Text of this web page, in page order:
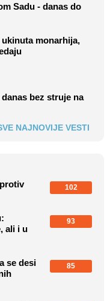
Sadu - danas do
monarhija,
bez struje na
NAJNOVIJE VESTI
102
ali i u
93
se desi
85